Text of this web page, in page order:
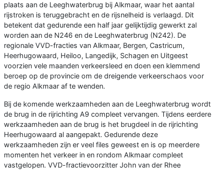
plaats aan de Leeghwaterbrug bij Alkmaar, waar het aantal
rijstroken is teruggebracht en de rijsnelheid is verlaagd. Dit
betekent dat gedurende een half jaar gelijktijdig gewerkt zal
worden aan de N246 en de Leeghwaterbrug (N242). De
regionale VVD-fracties van Alkmaar, Bergen, Castricum,
Heerhugowaard, Heiloo, Langedijk, Schagen en Uitgeest
voorzien vele maanden verkeersleed en doen een klemmend
beroep op de provincie om de dreigende verkeerschaos voor
de regio Alkmaar af te wenden.
Bij de komende werkzaamheden aan de Leeghwaterbrug wordt
de brug in de rijrichting A9 compleet vervangen. Tijdens eerdere
werkzaamheden aan de brug is het brugdeel in de rijrichting
Heerhugowaard al aangepakt. Gedurende deze
werkzaamheden zijn er veel files geweest en is op meerdere
momenten het verkeer in en rondom Alkmaar compleet
vastgelopen. VVD-fractievoorzitter John van der Rhee